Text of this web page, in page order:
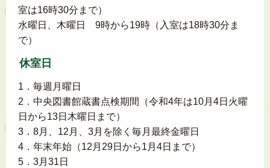
室は16時30分まで）
水曜日、木曜日 9時から19時（入室は18時30分ま
で）
休室日
1．毎週月曜日
2．中央図書館蔵書点検期間（令和4年は10月4日火曜
日から13日木曜日まで）
3．8月、12月、3月を除く毎月最終金曜日
4．年末年始（12月29日から1月4日まで）
5．3月31日